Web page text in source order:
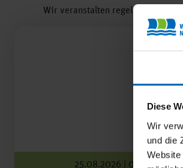
Diese
Wir
und die
Wir veranstalten regelmäßig
25.08.2026 | 09:00 -